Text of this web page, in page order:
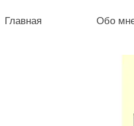
Главная Обо